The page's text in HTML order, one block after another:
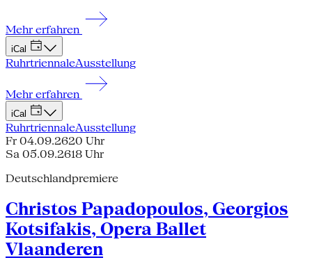
Mehr erfahren
iCal
RuhrtriennaleAusstellung
Mehr erfahren
iCal
RuhrtriennaleAusstellung
Fr 04.09.2620 Uhr
Sa 05.09.2618 Uhr
Deutschlandpremiere
Christos Papadopoulos, Georgios
Kotsifakis, Opera Ballet
Vlaanderen